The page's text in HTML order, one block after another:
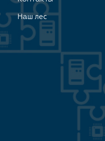
Наш лес